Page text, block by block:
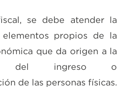
se debe atender la
elementos propios de la
que da origen a la
del ingreso o
de las personas físicas.